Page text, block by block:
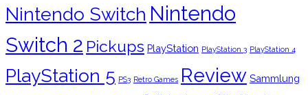
Nintendo Switch Nintendo
Switch 2 Pickups PlayStation PlayStation 3 PlayStation 4
PlayStation 5 PS3 Retro Games Review Sammlung